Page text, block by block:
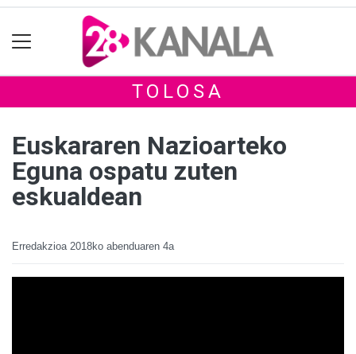
TOLOSA
Euskararen Nazioarteko
Eguna ospatu zuten
eskualdean
Erredakzioa 2018ko abenduaren 4a